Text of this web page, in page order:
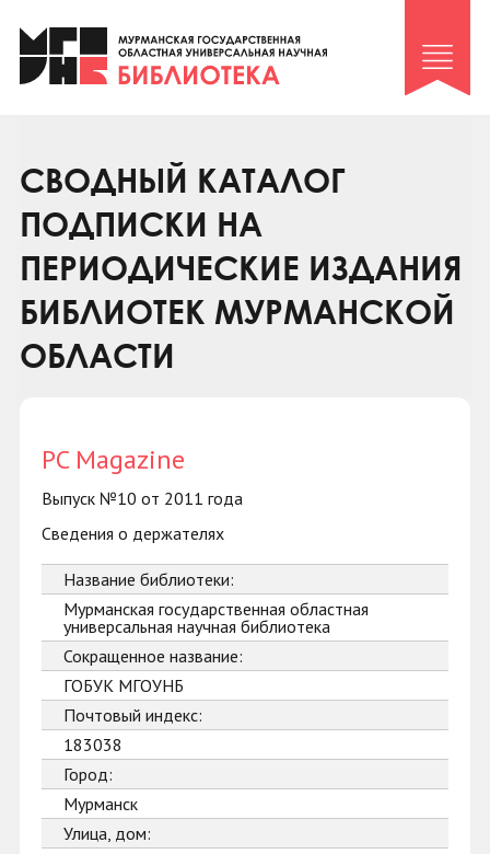
Клуб «Гиря и сельдерей»
Клуб «Семейный архив»
Коллегам
Контакты
СВОДНЫЙ КАТАЛОГ
ПОДПИСКИ НА
ПЕРИОДИЧЕСКИЕ ИЗДАНИЯ
БИБЛИОТЕК МУРМАНСКОЙ
ОБЛАСТИ
PC Magazine
Выпуск №10 от 2011 года
Сведения о держателях
Название библиотеки:
Мурманская государственная областная
универсальная научная библиотека
Сокращенное название:
ГОБУК МГОУНБ
Почтовый индекс:
183038
Город:
Мурманск
Улица, дом: